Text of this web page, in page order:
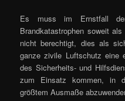
Es muss im Ernstfall den
Brandkatastrophen soweit
nicht berechtigt, dies als
ganze zivile Luftschutz eine
des Sicherheits- und
zum Einsatz kommen, in
größtem Ausmaße